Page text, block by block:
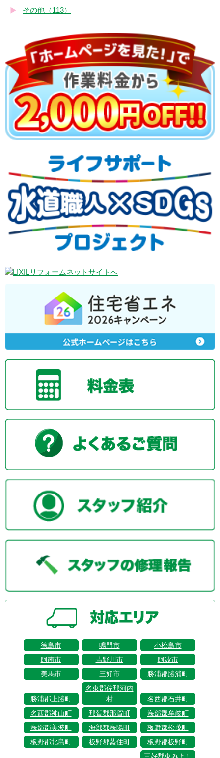
その他（113）
徳島市 鳴門市
小松島市
阿南市
吉野川市
阿波市
美馬市
三好市 勝浦郡勝浦町
勝浦郡上勝町
名東郡佐那河内
村
名西郡石井町
名西郡神山町
那賀郡那賀町
海部郡牟岐町
海部郡美波町
海部郡海陽町
板野郡松茂町
板野郡北島町
板野郡藍住町 板野郡板野町
三好郡東みよし